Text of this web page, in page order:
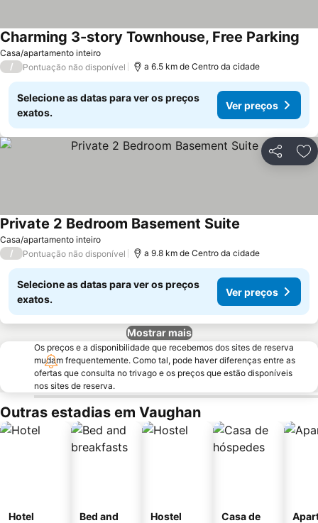
Casa/apartamento inteiro
Charming 3-story Townhouse, Free Parking
/ Pontuação não disponível a 6.5 km de Centro da cidade
Selecione as datas para ver os preços
exatos.
Ver preços
Partilhar
Casa/apartamento inteiro
Private 2 Bedroom Basement Suite
/ Pontuação não disponível a 9.8 km de Centro da cidade
Selecione as datas para ver os preços
exatos.
Ver preços
Mostrar mais
Os preços e a disponibilidade que recebemos dos sites de reserva
mudam frequentemente. Como tal, pode haver diferenças entre as
ofertas que consulta no trivago e os preços que estão disponíveis
nos sites de reserva.
Outras estadias em Vaughan
Hotel
Bed and
Hostel
Casa de